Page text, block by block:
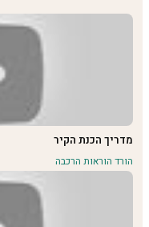
מדריך הכנת הקיר
הורד הוראות הרכבה